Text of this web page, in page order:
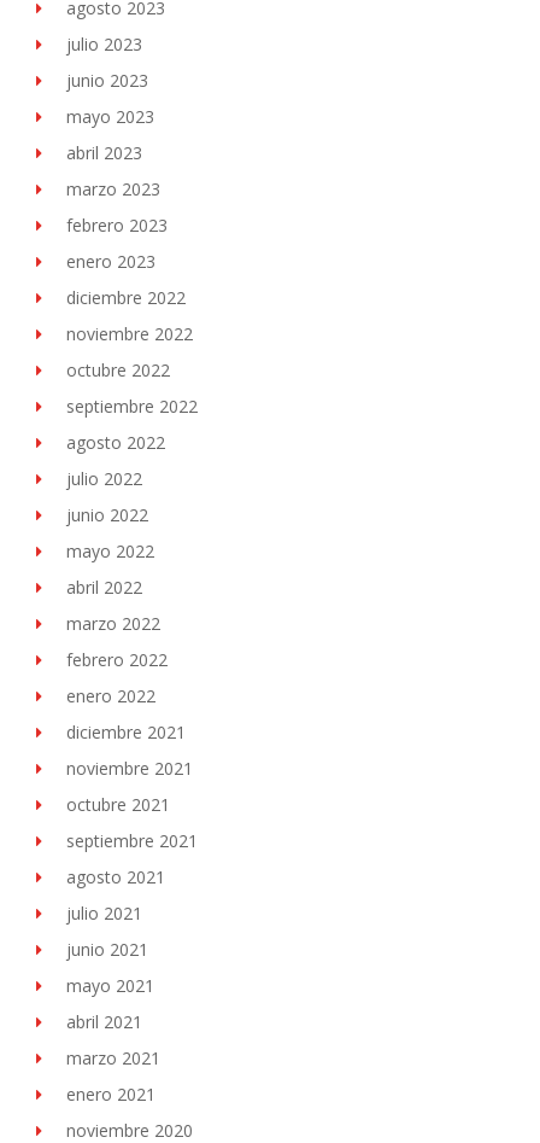
agosto 2023
julio 2023
junio 2023
mayo 2023
abril 2023
marzo 2023
febrero 2023
enero 2023
diciembre 2022
noviembre 2022
octubre 2022
septiembre 2022
agosto 2022
julio 2022
junio 2022
mayo 2022
abril 2022
marzo 2022
febrero 2022
enero 2022
diciembre 2021
noviembre 2021
octubre 2021
septiembre 2021
agosto 2021
julio 2021
junio 2021
mayo 2021
abril 2021
marzo 2021
enero 2021
noviembre 2020